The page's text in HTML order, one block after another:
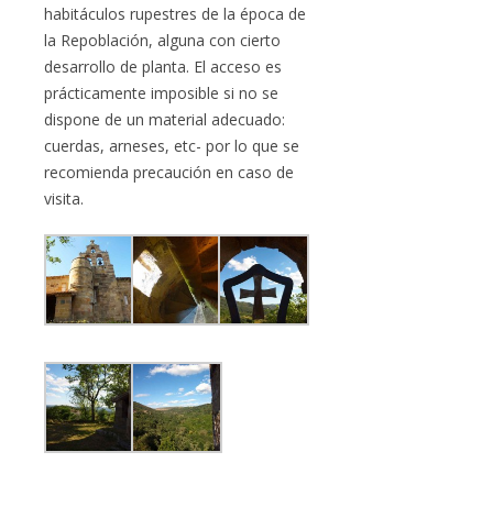
habitáculos rupestres de la época de
la Repoblación, alguna con cierto
desarrollo de planta. El acceso es
prácticamente imposible si no se
dispone de un material adecuado:
cuerdas, arneses, etc- por lo que se
recomienda precaución en caso de
visita.